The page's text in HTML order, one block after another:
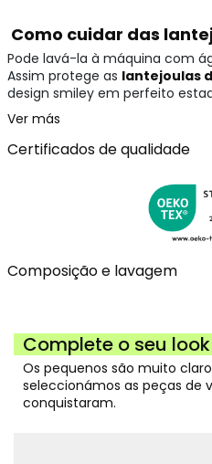
Como cuidar das
Pode lavá-la à máquina com
Assim protege as lantejoulas
design smiley em perfeito
Ver más
Certificados de qualidade
Composição e lavagem
Complete o seu look
Os pequenos são muito
seleccionámos as peças de
conquistaram.